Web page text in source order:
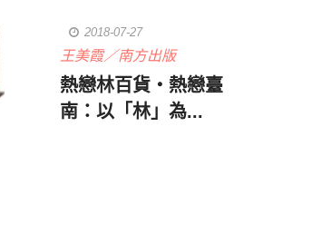
2018-07-27
王美霞／南方出版
熱戀林百貨‧熱戀臺
南：以「林」為...